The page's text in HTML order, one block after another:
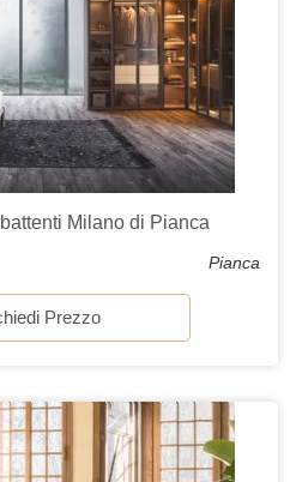
Milano di Pianca
Pianca
Prezzo